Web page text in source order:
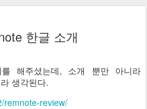
한글 소개
해주셨는데, 소개 뿐만 아니라
생각된다.
remnote-review/